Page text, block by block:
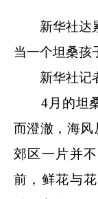
新华社达
当一个坦桑孩
新华社记
4月的坦桑
而澄澈，海风
郊区一片并
前，鲜花与